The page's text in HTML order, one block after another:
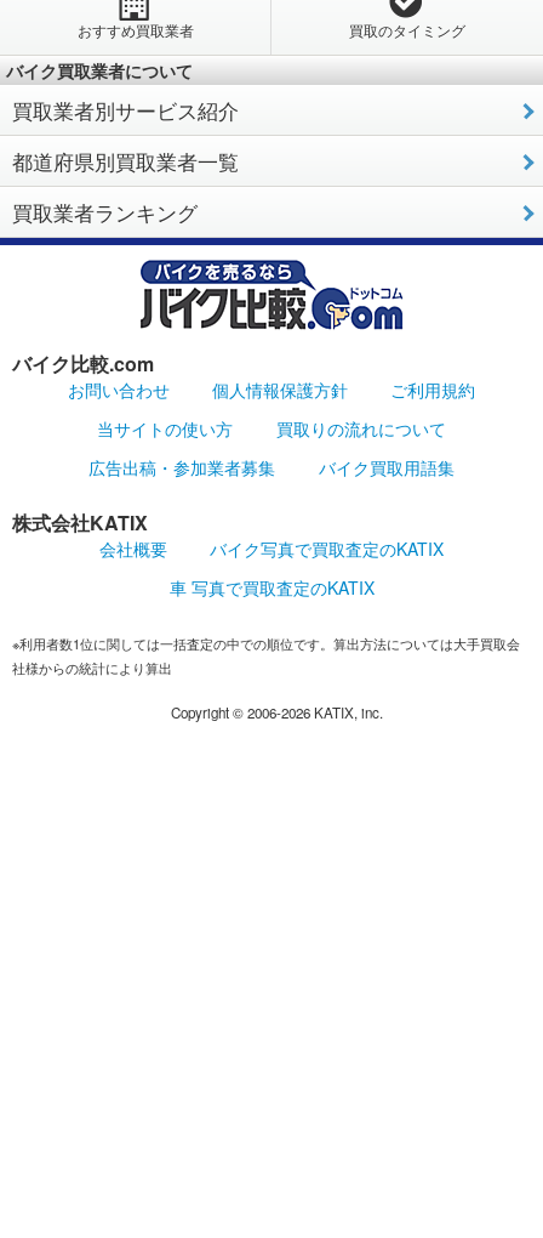
おすすめ買取業者 買取のタイミング
バイク買取業者について
買取業者別サービス紹介
都道府県別買取業者一覧
買取業者ランキング
バイク比較.com
お問い合わせ 個人情報保護方針
ご利用規約
当サイトの使い方
買取りの流れについて
広告出稿・参加業者募集
バイク買取用語集
株式会社KATIX
会社概要
バイク写真で買取査定のKATIX
車 写真で買取査定のKATIX
※利用者数1位に関しては一括査定の中での順位です。算出方法については大手買取会
社様からの統計により算出
Copyright ©2006-2026KATIX, inc.